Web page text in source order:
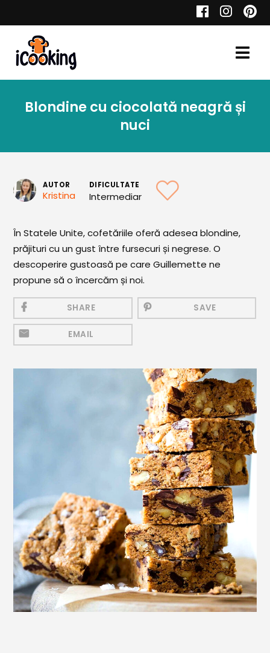
Retete
Toate Reţetele
Aperitive Calde
Aperitive Reci
Mezeluri
Ronțăieli
Băuturi
Băuturi calde
Băuturi reci
Brioșe și Checuri
Budinci, Jeleuri și Sufleuri
Cheesecake
Cozonaci
Deserturi Sănătoase
Plăcinte, Tarte și Rulade
Blondine cu ciocolată neagră și
nuci
AUTOR
Kristina
DIFICULTATE
Intermediar
În Statele Unite, cofetăriile oferă adesea blondine,
prăjituri cu un gust între fursecuri și negrese. O
descoperire gustoasă pe care Guillemette ne
propune să o încercăm și noi.
SHARE SAVE
EMAIL